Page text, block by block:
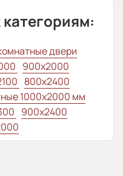
двери
900x2000
800x2400
1000х2000 мм
900x2400